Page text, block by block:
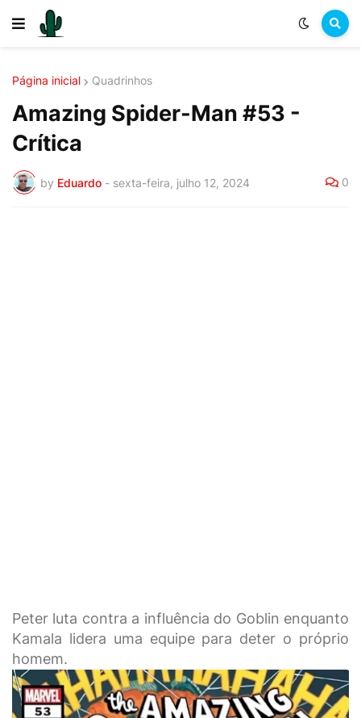
Página inicial Quadrinhos
Amazing Spider-Man #53 -
Crítica
by Eduardo - sexta-feira, julho 12, 2024 0
Peter luta contra a influência do Goblin enquanto
Kamala lidera uma equipe para deter o próprio
homem.